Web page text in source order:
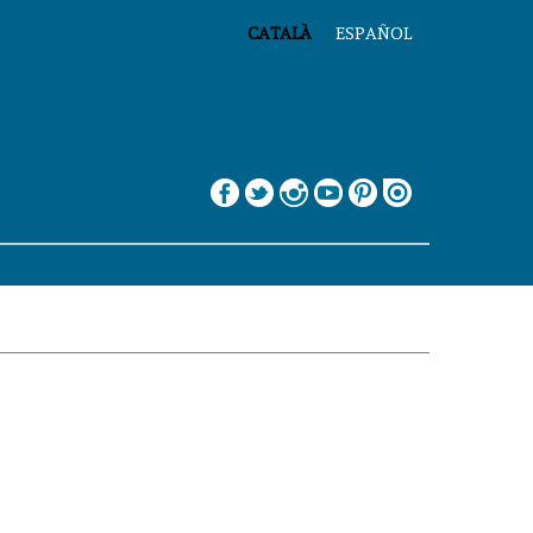
ESPAÑOL
CATALÀ